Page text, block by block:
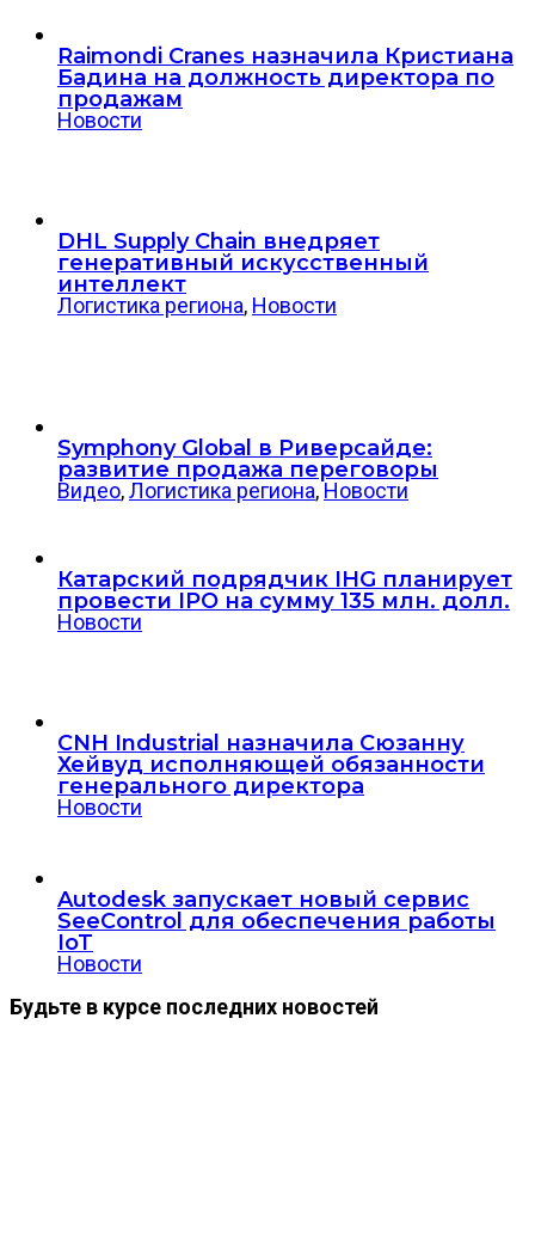
Raimondi Cranes назначила Кристиана
Бадина на должность директора по
продажам
Новости
DHL Supply Chain внедряет
генеративный искусственный
интеллект
Логистика региона, Новости
Symphony Global в Риверсайде:
развитие продажа переговоры
Видео,Логистика региона, Новости
Катарский подрядчик IHG планирует
провести IPO на сумму 135 млн. долл.
Новости
CNH Industrial назначила Сюзанну
Хейвуд исполняющей обязанности
генерального директора
Новости
Autodesk запускает новый сервис
SeeControl для обеспечения работы
IoT
Новости
Будьте в курсе последних новостей